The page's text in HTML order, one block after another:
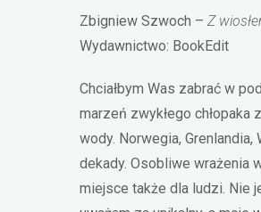
Zbigniew Szwoch – Z
Wydawnictwo: BookEdit
Chciałbym Was zabrać w
marzeń zwykłego
wody. Norwegia,
dekady. Osobliwe wrażenia
miejsce także dla ludzi. Nie